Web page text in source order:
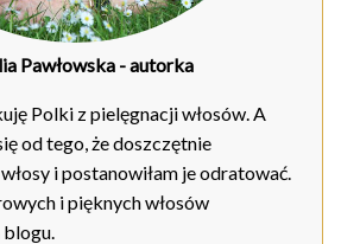
Pawłowska - autorka
Polki z pielęgnacji włosów. A
od tego, że doszczętnie
i postanowiłam je odratować.
i pięknych włosów
blogu.